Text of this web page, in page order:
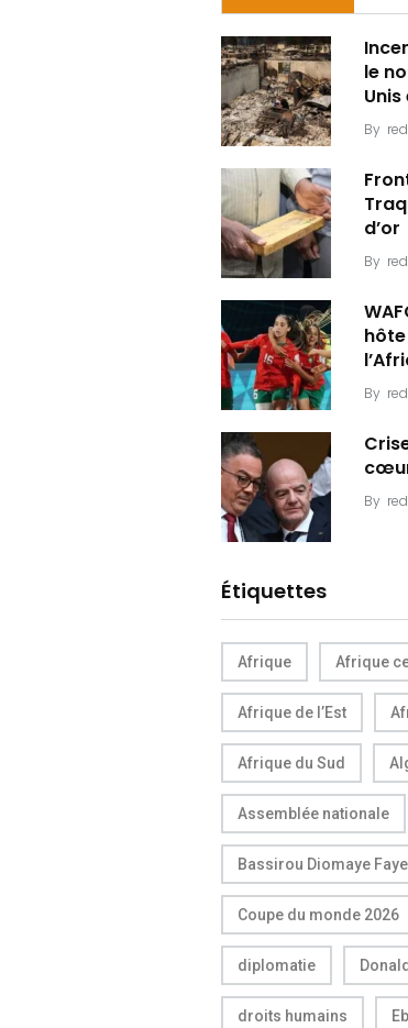
le
By
d’or
By
By
By
Étiquettes
Afrique Afrique
Afrique de l’Est
Afrique du Sud
Assemblée nationale
Bassirou Diomaye Faye
Coupe du monde 2026
diplomatie
droits humains